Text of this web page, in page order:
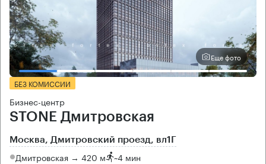
Еще фото
БЕЗ КОМИССИИ
Бизнес-центр
STONE Дмитровская
Москва, Дмитровский проезд, вл1Г
Дмитровская → 420 м ~4 мин